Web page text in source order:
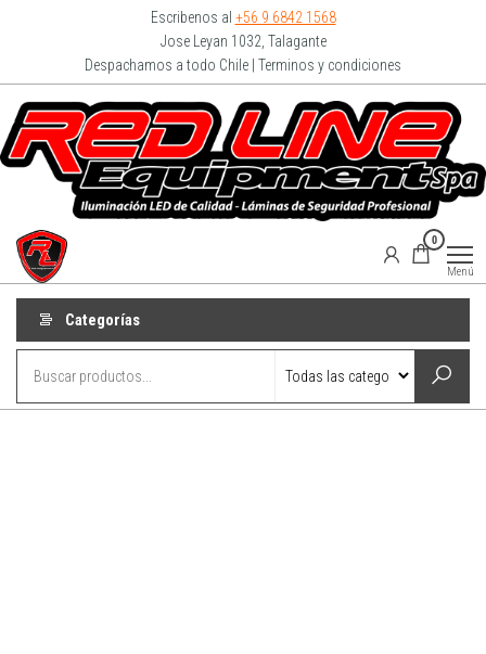
Escribenos al +56 9 6842 1568
Jose Leyan 1032, Talagante
Despachamos a todo Chile | Terminos y condiciones
0
Menú
Categorías